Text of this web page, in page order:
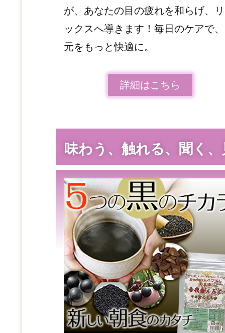
が、あなたの目の疲れを和らげ、
ックスへ導きます！毎日のケアで
元をもっと快適に。
詳細はこちら
味わう、触れる、聞く